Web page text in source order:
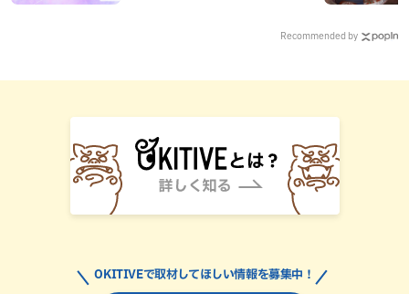
Recommended by
OKITIVEで取材してほしい情報を募集中！